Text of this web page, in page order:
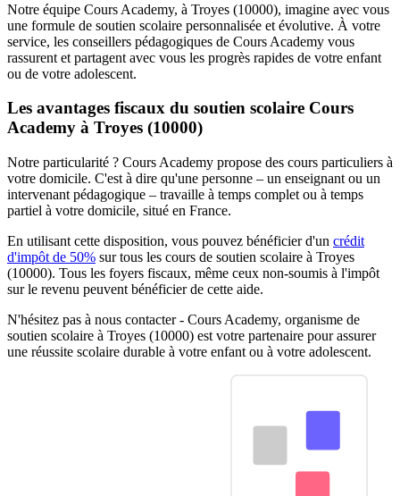
Notre équipe Cours Academy, à Troyes (10000), imagine avec vous
une formule de soutien scolaire personnalisée et évolutive. À votre
service, les conseillers pédagogiques de Cours Academy vous
rassurent et partagent avec vous les progrès rapides de votre enfant
ou de votre adolescent.
Les avantages fiscaux du soutien scolaire Cours
Academy à Troyes (10000)
Notre particularité ? Cours Academy propose des cours particuliers à
votre domicile. C'est à dire qu'une personne – un enseignant ou un
intervenant pédagogique – travaille à temps complet ou à temps
partiel à votre domicile, situé en France.
En utilisant cette disposition, vous pouvez bénéficier d'un crédit
d'impôt de 50% sur tous les cours de soutien scolaire à Troyes
(10000). Tous les foyers fiscaux, même ceux non-soumis à l'impôt
sur le revenu peuvent bénéficier de cette aide.
N'hésitez pas à nous contacter - Cours Academy, organisme de
soutien scolaire à Troyes (10000) est votre partenaire pour assurer
une réussite scolaire durable à votre enfant ou à votre adolescent.